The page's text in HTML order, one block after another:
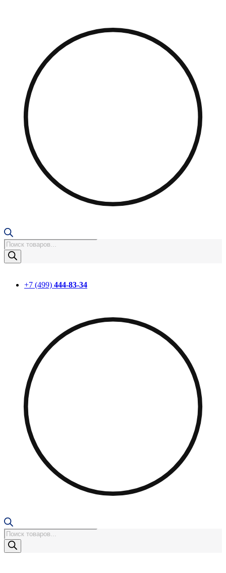
Поиск
товаров
+7 (499) 444-83-34
Поиск
товаров